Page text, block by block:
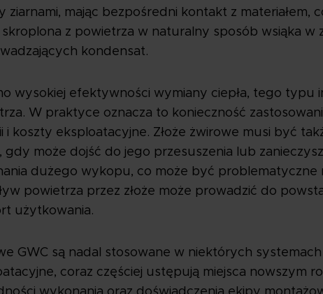
ziarnami, mając bezpośredni kontakt z
z powietrza w naturalny sposób wsiąka w
kondensat.
wysokiej efektywności wymiany ciepła, tego typu
W praktyce oznacza to konieczność
i koszty eksploatacyjne. Złoże żwirowe musi być
gdy może dojść do jego przesuszenia lub
dużego wykopu, co może być problematyczne
powietrza przez złoże może prowadzić do
użytkowania.
GWC są nadal stosowane w niektórych
coraz częściej ustępują miejsca nowszym